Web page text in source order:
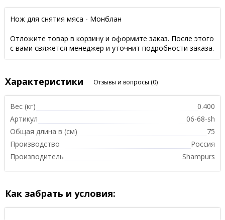
Нож для снятия мяса - Монблан
Отложите товар в корзину и оформите заказ. После этого
с вами свяжется менеджер и уточнит подробности заказа.
Характеристики Отзывы и вопросы (0)
Вес (кг)
0.400
Артикул
06-68-sh
Общая длина в (см)
75
Производство
Россия
Производитель
Shampurs
Как забрать и условия: